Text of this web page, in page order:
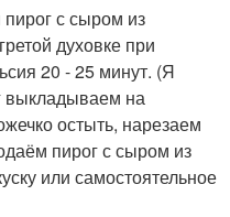
с сыром из
духовке при
20 - 25 минут. (Я
выкладываем на
остыть, нарезаем
пирог с сыром из
или самостоятельное